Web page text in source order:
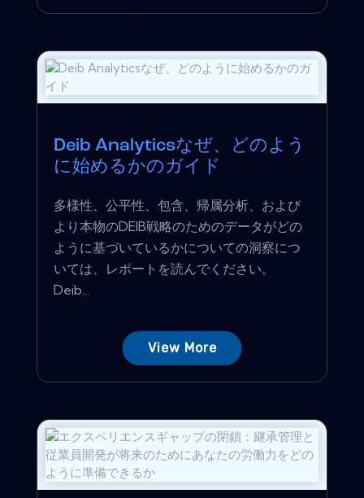
Deib Analyticsなぜ、どのよう
に始めるかのガイド
多様性、公平性、包含、帰属分析、および
より本物のDEIB戦略のためのデータがどの
ように基づいているかについての洞察につ
いては、レポートを読んでください。
Deib...
View More